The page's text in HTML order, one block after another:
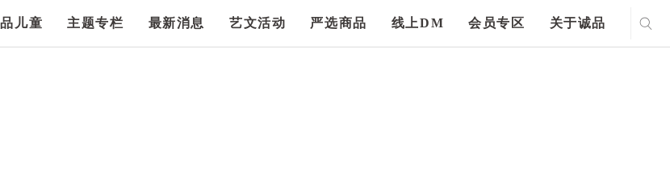
儿童 主题专栏 最新消息 艺文活动 严选商品 线上DM 会员专区 关于诚品